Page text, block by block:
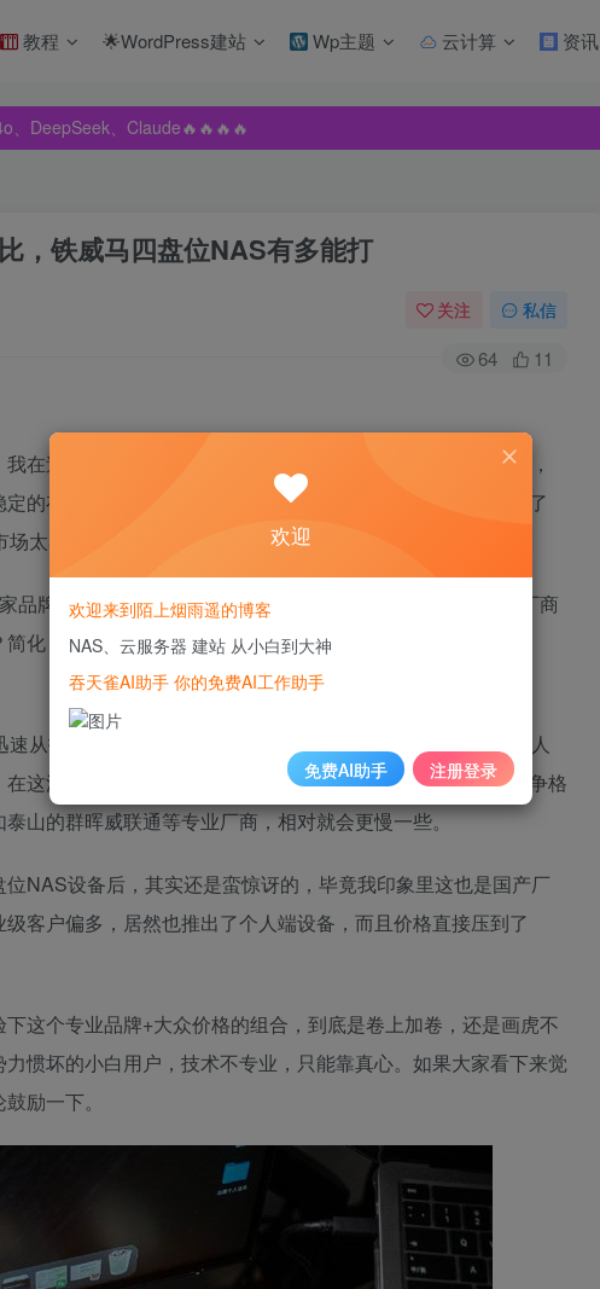
教程 🌟WordPress建站 Wp主题 云计算 资讯
、DeepSeek、Claude🔥🔥🔥🔥
、DeepSeek、Claude🔥🔥🔥🔥
，铁威马四盘位NAS有多能打
关注 私信
64 11
在过去两年里开始上手NAS这个昔日门槛相当高的数码设备，
的存储品质给逼上了梁山。虽然我专业知识不给力，但赶上了
太卷，造福用户。
品牌的产品，因为越来越多个人用户关注到这个市场，所以厂商
化；设备启动不直观？调整；用户不会公网IP？直接通过
从技术大佬的玩物，变成了普通用户也能比较轻松上手的私人
这波技术浪潮里，相信大家看到最为积极的都是希望改变竞争格
山的群晖威联通等专业厂商，相对就会更慢一些。
NAS设备后，其实还是蛮惊讶的，毕竟我印象里这也是国产厂
客户偏多，居然也推出了个人端设备，而且价格直接压到了
这个专业品牌+大众价格的组合，到底是卷上加卷，还是画虎不
惯坏的小白用户，技术不专业，只能靠真心。如果大家看下来觉
励一下。
欢迎
欢迎来到陌上烟雨遥的博客
NAS、云服务器 建站 从小白到大神
吞天雀AI助手 你的免费AI工作助手
免费AI助手 注册登录